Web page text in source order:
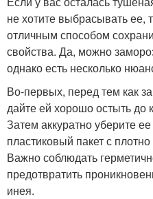
не хотите выбрасывать ее,
отличным способом
свойства. Да, можно
однако есть несколько
Во-первых, перед тем как
дайте ей хорошо остыть до
Затем аккуратно уберите
пластиковый пакет с
Важно соблюдать
предотвратить
инея.